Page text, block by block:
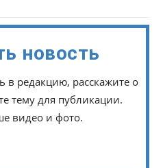
новость
в редакцию, расскажите о
тему для публикации.
видео и фото.